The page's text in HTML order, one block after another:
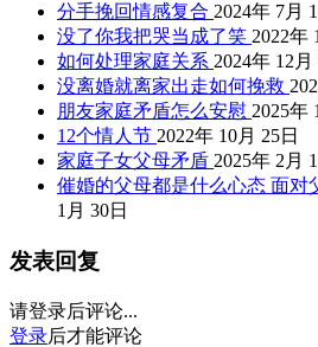
分手挽回情感复合 2024年 7月
没了你我把哭当成了笑 2022年
如何处理家庭关系 2024年 12月
没离婚就离家出走如何挽救
朋友家庭矛盾怎么安慰 2025年
12个情人节 2022年 10月 25日
家庭子女父母矛盾 2025年 2月
催婚的父母都是什么心态 面对
1月 30日
发表回复
请登录后评论...
登录后才能评论